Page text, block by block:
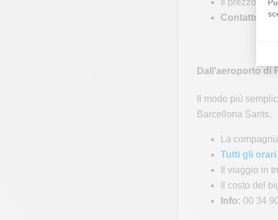
Il prezzo del
Contatto
Dall'aeroporto di
Il modo più
Barcellona Sants.
La
Tutti gli
Il viaggio in
Il costo del
Info: 00 34